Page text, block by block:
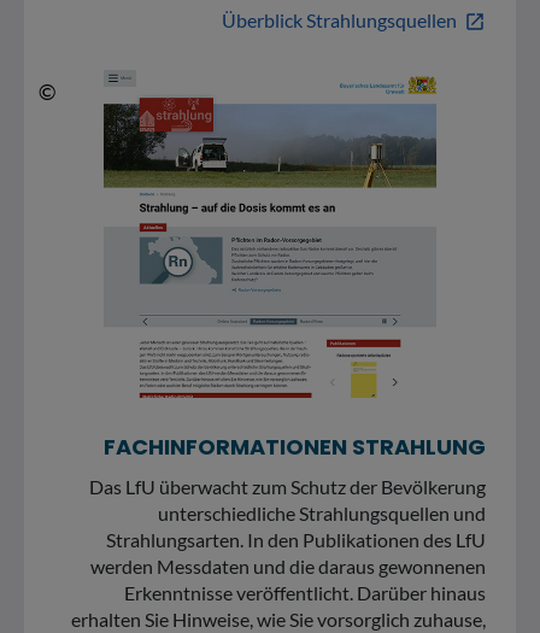
open_in_new
Überblick Strahlungsquellen
©
FACHINFORMATIONEN STRAHLUNG
Das LfU überwacht zum Schutz der Bevölkerung
unterschiedliche Strahlungsquellen und
Strahlungsarten. In den Publikationen des LfU
werden Messdaten und die daraus gewonnenen
Erkenntnisse veröffentlicht. Darüber hinaus
erhalten Sie Hinweise, wie Sie vorsorglich zuhause,